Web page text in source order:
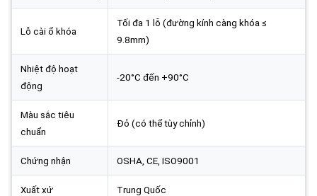
Lỗ cài ổ khóa
Tối đa 1 lỗ (đường kính càng khóa ≤
9.8mm)
Nhiệt độ hoạt
động
-20°C đến +90°C
Màu sắc tiêu
chuẩn
Đỏ (có thể tùy chỉnh)
Chứng nhận OSHA, CE, ISO9001
Xuất xứ Trung Quốc